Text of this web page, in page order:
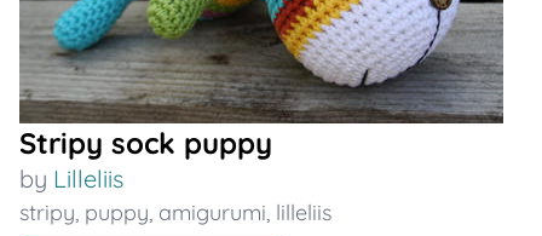
Stripy sock puppy
by Lilleliis
stripy, puppy, amigurumi, lilleliis